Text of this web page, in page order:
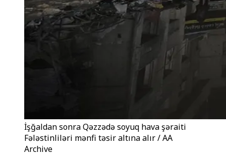
İşğaldan sonra Qəzzədə soyuq hava şəraiti
Fələstinliləri mənfi təsir altına alır / AA
Archive